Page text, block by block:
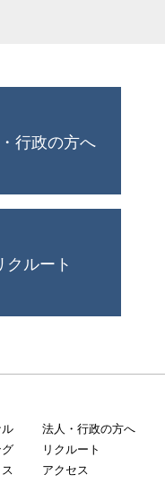
行政の方へ
クルート
法人・行政の方へ
リクルート
アクセス